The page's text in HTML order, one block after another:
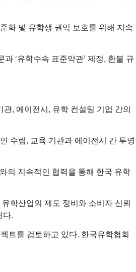
화 및 유학생 권익 보호를 위해 지속
‘유학수속 표준약관’ 제정, 환불 규
, 에이전시, 유학 컨설팅 기업 간의
수립, 교육 기관과 에이전시 간 투명
의 지속적인 협력을 통해 한국 유학
학산업의 제도 정비와 소비자 신뢰
다.
트를 검토하고 있다. 한국유학협회